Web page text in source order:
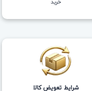
شرایط تعویض کالا